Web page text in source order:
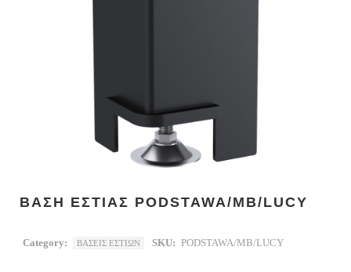
ΒΑΣΗ ΕΣΤΙΑΣ PODSTAWA/MB/LUCY
Category: ΒΑΣΕΙΣ ΕΣΤΙΩΝ SKU: PODSTAWA/MB/LUCY